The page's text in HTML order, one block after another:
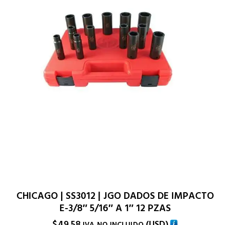
CHICAGO | SS3012 | JGO DADOS DE IMPACTO
E-3/8″ 5/16″ A 1″ 12 PZAS